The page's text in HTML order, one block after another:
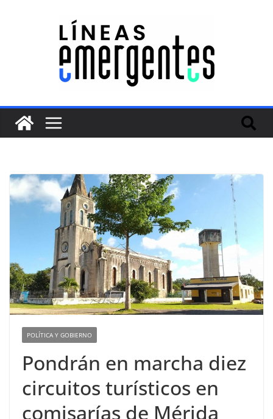
POLÍTICA Y GOBIERNO
Pondrán en marcha diez
circuitos turísticos en
comisarías de Mérida